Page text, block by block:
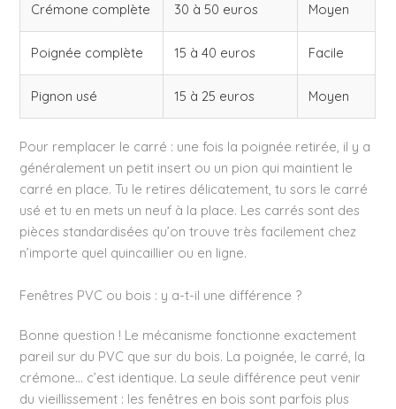
Crémone complète 30 à 50 euros Moyen
Poignée complète 15 à 40 euros Facile
Pignon usé 15 à 25 euros Moyen
Pour remplacer le carré : une fois la poignée retirée, il y a
généralement un petit insert ou un pion qui maintient le
carré en place. Tu le retires délicatement, tu sors le carré
usé et tu en mets un neuf à la place. Les carrés sont des
pièces standardisées qu’on trouve très facilement chez
n’importe quel quincaillier ou en ligne.
Fenêtres PVC ou bois : y a-t-il une différence ?
Bonne question ! Le mécanisme fonctionne exactement
pareil sur du PVC que sur du bois. La poignée, le carré, la
crémone… c’est identique. La seule différence peut venir
du vieillissement : les fenêtres en bois sont parfois plus